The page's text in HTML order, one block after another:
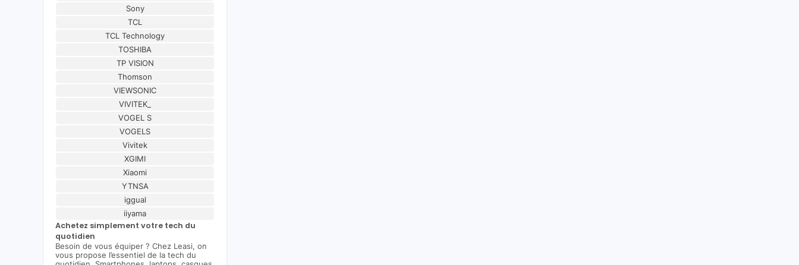
Sony
TCL
TCL Technology
TOSHIBA
TP VISION
Thomson
VIEWSONIC
VIVITEK_
VOGEL S
VOGELS
Vivitek
XGIMI
Xiaomi
YTNSA
iggual
iiyama
Achetez simplement votre tech du
quotidien
Besoin de vous équiper ? Chez Leasi, on
vous propose l’essentiel de la tech du